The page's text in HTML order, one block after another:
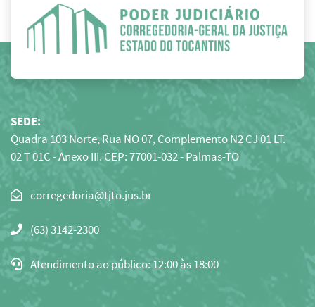
SEDE:
Quadra 103 Norte, Rua NO 07, Complemento N2 CJ 01 LT.
02 T 01C - Anexo III. CEP: 77001-032 - Palmas-TO
Clique
copiar
o
e-
mail
para
(63) 3142-2300
Atendimento ao público: 12:00 às 18:00